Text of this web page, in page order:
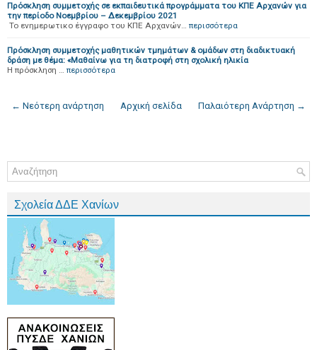
Πρόσκληση συμμετοχής σε εκπαιδευτικά προγράμματα του ΚΠΕ Αρχανών για
την περίοδο Νοεμβρίου – Δεκεμβρίου 2021
Το ενημερωτικο έγγραφο του ΚΠΕ Αρχανών… περισσότερα
Πρόσκληση συμμετοχής μαθητικών τμημάτων & ομάδων στη διαδικτυακή
δράση με θέμα: «Μαθαίνω για τη διατροφή στη σχολική ηλικία
Η πρόσκληση … περισσότερα
← Νεότερη ανάρτηση Παλαιότερη Ανάρτηση →
Αρχική σελίδα
Σχολεία ΔΔΕ Χανίων